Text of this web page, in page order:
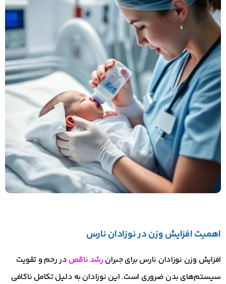
اهمیت افزایش وزن در نوزادان نارس
افزایش وزن نوزادان نارس برای جبران رشد ناقص در رحم و تقویت
سیستم‌های بدن ضروری است. این نوزادان به دلیل تکامل ناکافی